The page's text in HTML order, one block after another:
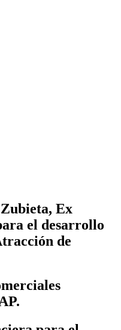
Ex
el desarrollo
de